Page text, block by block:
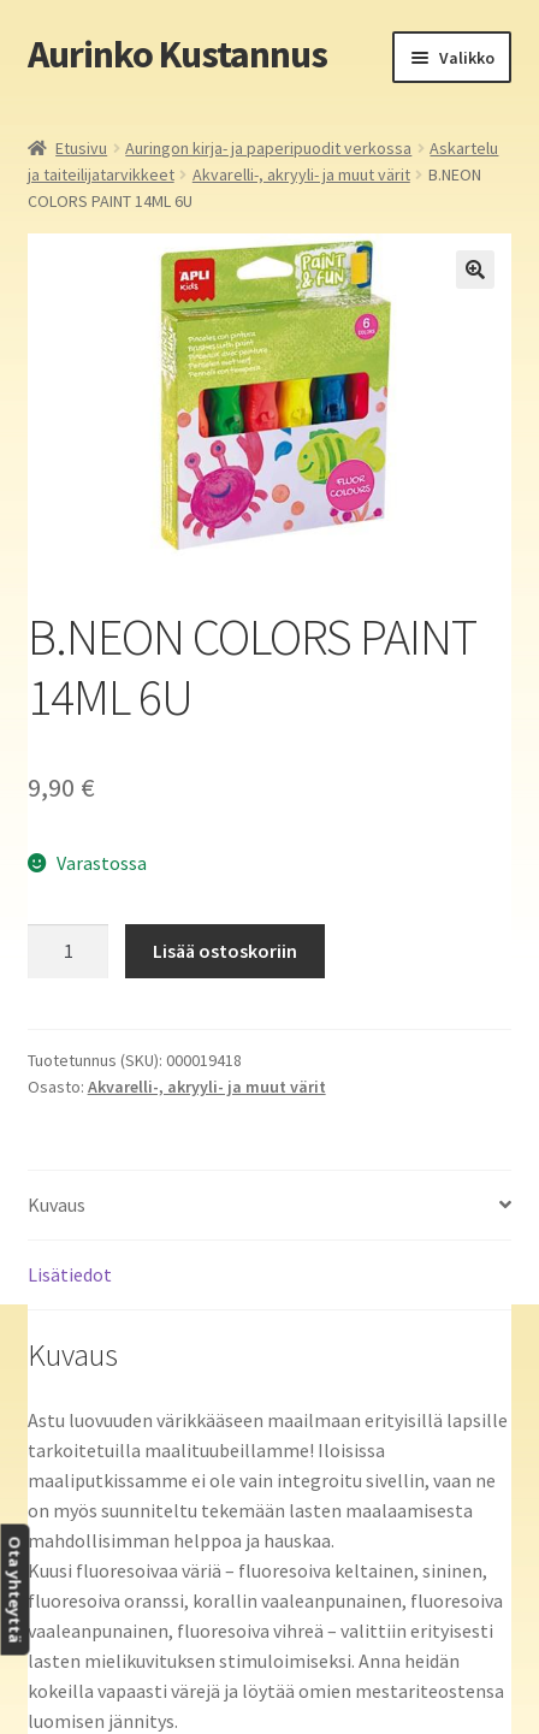
Siirry
navigointiin
Siirry
sisältöön
Aurinko Kustannus Valikko
Yritys
Aurinko Kustannus: kirjat
Auringon kirja- ja paperipuodit verkossa
Etusivu Auringon kirja- ja paperipuodit verkossa
Askartelu
ja taiteilijatarvikkeet
Akvarelli-, akryyli- ja muut värit
B.NEON
COLORS PAINT 14ML 6U
B.NEON COLORS PAINT
14ML 6U
9,90 €
Varastossa
6U
määrä
Lisää ostoskoriin
Tuotetunnus (SKU): 000019418
Osasto: Akvarelli-, akryyli- ja muut värit
Kuvaus
Lisätiedot
Kuvaus
Astu luovuuden värikkääseen maailmaan erityisillä lapsille
tarkoitetuilla maalituubeillamme! Iloisissa
maaliputkissamme ei ole vain integroitu sivellin, vaan ne
on myös suunniteltu tekemään lasten maalaamisesta
mahdollisimman helppoa ja hauskaa.
Kuusi fluoresoivaa väriä – fluoresoiva keltainen, sininen,
fluoresoiva oranssi, korallin vaaleanpunainen, fluoresoiva
vaaleanpunainen, fluoresoiva vihreä – valittiin erityisesti
lasten mielikuvituksen stimuloimiseksi. Anna heidän
kokeilla vapaasti värejä ja löytää omien mestariteostensa
luomisen jännitys.
Ota yhteyttä